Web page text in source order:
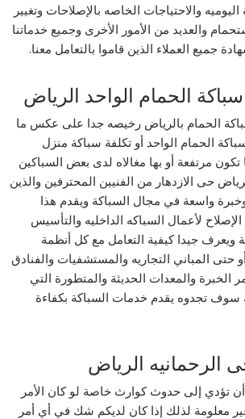
والاحتياجات الخاصه بالإصلاحات وتغيير
والعديد من الأمور الأخرى وجميع خدماتنا
جميع العملاء الذين قاموا بالتعامل معنا.
الحمام الواحد الرياض
الحمام بالرياض رخيصه جدا على عكس ما
الحمام الواحد أو تكلفة سباكة منزل
تكون مرتفعة أو بها مغالاه لدى بعض السباكين
حى الازدهار من الفنيين المحترفين والذين
واسعة في مجال السباكة ويقدم هذا
لأعمال السباكه الداخليه والتأسيس
ويعرف جيدا كيفية التعامل مع كل أنظمة
حتى المباني التجاريه والمستشفيات والفنادق
الخبرة والمعدات الحديثة والمتطورة التي
سوف تجدوه يقدم خدمات السباكة بكفاءة
الرحمانيه الرياض
تؤدي إلى حدوث كوارث خاصة لو كان الأمر
معلومة لذلك إذا كان لديكم شك في أي أمر